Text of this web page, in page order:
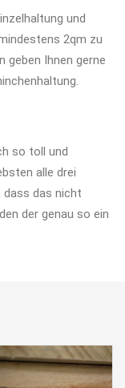
und
2qm zu
geben Ihnen gerne
so toll und
alle drei
dass das nicht
der genau so ein